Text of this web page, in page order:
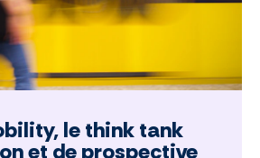
le think tank
et de prospective